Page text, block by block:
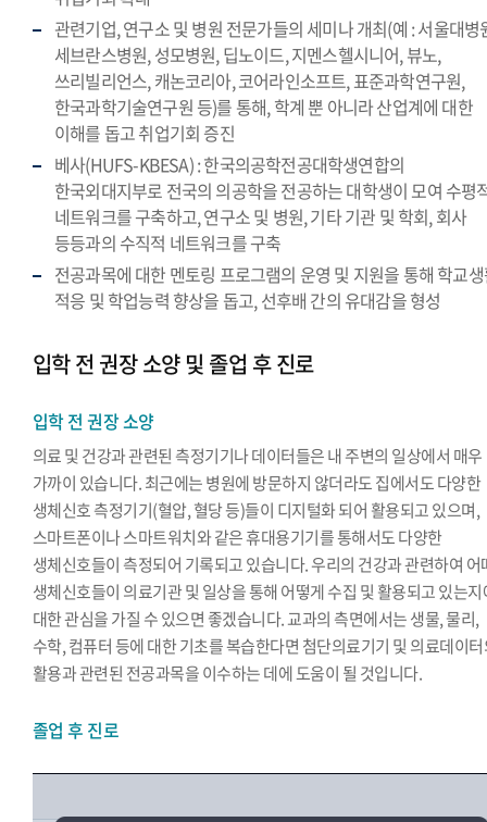
관련기업, 연구소 및 병원 전문가들의 세미나 개최(예 : 서울대병
세브란스병원, 성모병원, 딥노이드, 지멘스헬시니어, 뷰노,
쓰리빌리언스, 캐논코리아, 코어라인소프트, 표준과학연구원,
한국과학기술연구원 등)를 통해, 학계 뿐 아니라 산업계에 대한
이해를 돕고 취업기회 증진
베사(HUFS-KBESA) : 한국의공학전공대학생연합의
한국외대지부로 전국의 의공학을 전공하는 대학생이 모여 수평
네트워크를 구축하고, 연구소 및 병원, 기타 기관 및 학회, 회사
등등과의 수직적 네트워크를 구축
전공과목에 대한 멘토링 프로그램의 운영 및 지원을 통해 학교
적응 및 학업능력 향상을 돕고, 선후배 간의 유대감을 형성
입학 전 권장 소양 및 졸업 후 진로
입학 전 권장 소양
의료 및 건강과 관련된 측정기기나 데이터들은 내 주변의 일상에서 매우
가까이 있습니다. 최근에는 병원에 방문하지 않더라도 집에서도 다양한
생체신호 측정기기(혈압, 혈당 등)들이 디지털화 되어 활용되고 있으며,
스마트폰이나 스마트워치와 같은 휴대용기기를 통해서도 다양한
생체신호들이 측정되어 기록되고 있습니다. 우리의 건강과 관련하여 어
생체신호들이 의료기관 및 일상을 통해 어떻게 수집 및 활용되고 있는
대한 관심을 가질 수 있으면 좋겠습니다. 교과의 측면에서는 생물, 물리,
수학, 컴퓨터 등에 대한 기초를 복습한다면 첨단의료기기 및 의료데이
활용과 관련된 전공과목을 이수하는 데에 도움이 될 것입니다.
졸업 후 진로